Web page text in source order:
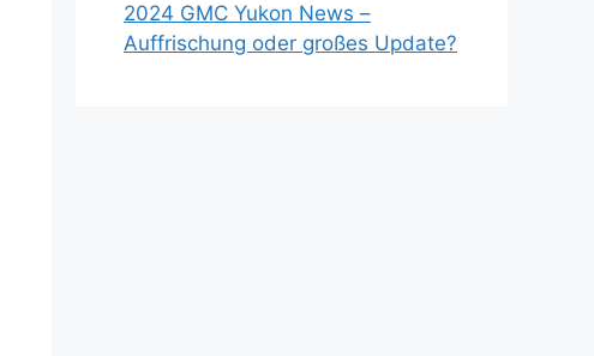
2024 GMC Yukon News –
Auffrischung oder großes Update?